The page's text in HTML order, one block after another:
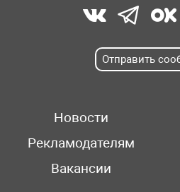
Отправить
Новости
Рекламодателям
Вакансии